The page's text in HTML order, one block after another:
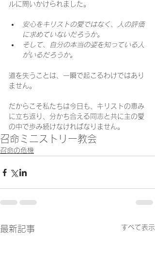
ルに問いかけられました。
安心をキリストの愛ではなく、人の評価
に求めていないだろうか。
そして、自分の本当の姿を知っている人
がいるだろうか。
道を失うことは、一瞬で起こるわけではあり
ません。
だからこそ私たちは今日も、キリストの恵み
に立ち返り、分かち合える同志と共に主の愛
の中で歩み続けなければなりません。
召命 ミニストリー教会
召命の危機
最新記事 すべて表示